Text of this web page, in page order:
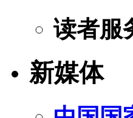
读者服
新媒体